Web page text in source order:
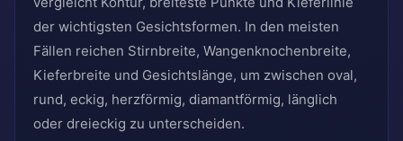
der wichtigsten Gesichtsformen. In den meisten
Fällen reichen Stirnbreite, Wangenknochenbreite,
Kieferbreite und Gesichtslänge, um zwischen oval,
rund, eckig, herzförmig, diamantförmig, länglich
oder dreieckig zu unterscheiden.